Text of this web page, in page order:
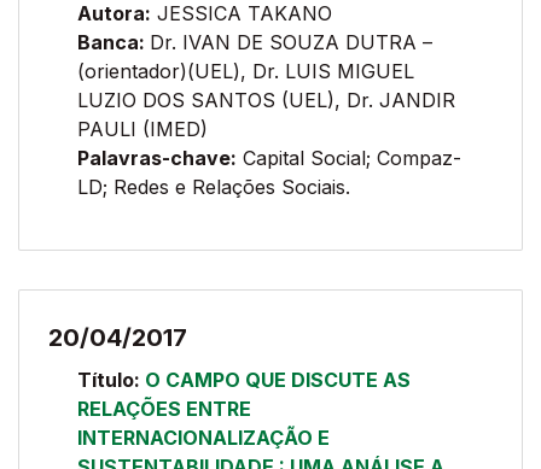
Autora: JESSICA TAKANO
Banca: Dr. IVAN DE SOUZA DUTRA –
(orientador)(UEL), Dr. LUIS MIGUEL
LUZIO DOS SANTOS (UEL), Dr. JANDIR
PAULI (IMED)
Palavras-chave: Capital Social; Compaz-
LD; Redes e Relações Sociais.
20/04/2017
Título: O CAMPO QUE DISCUTE AS
RELAÇÕES ENTRE
INTERNACIONALIZAÇÃO E